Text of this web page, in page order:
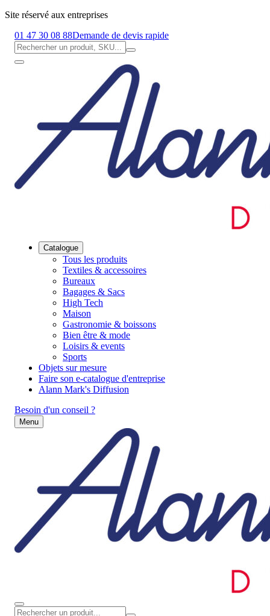
Site réservé aux entreprises
01 47 30 08 88Demande de devis rapide
Catalogue
Tous les produits
Textiles & accessoires
Bureaux
Bagages & Sacs
High Tech
Maison
Gastronomie & boissons
Bien être & mode
Loisirs & events
Sports
Objets sur mesure
Faire son e-catalogue d'entreprise
Alann Mark's Diffusion
Besoin d'un conseil ?
Menu